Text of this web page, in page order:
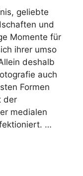
geliebte
und
Momente für
ihrer umso
deshalb
auch
Formen
der
medialen
…